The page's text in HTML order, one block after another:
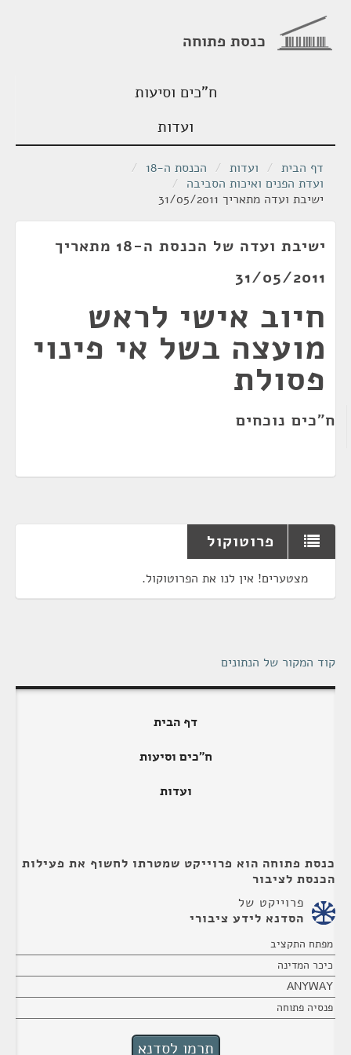
כנסת פתוחה
ח"כים וסיעות
ועדות
דף הבית / ועדות / הכנסת ה-18
/
ועדת הפנים ואיכות הסביבה /
ישיבת ועדה מתאריך 31/05/2011
ישיבת ועדה של הכנסת ה-18 מתאריך
31/05/2011
חיוב אישי לראש
מועצה בשל אי פינוי
פסולת
ח"כים נוכחים
פרוטוקול
מצטערים! אין לנו את הפרוטוקול.
קוד המקור של הנתונים
דף הבית
ח"כים וסיעות
ועדות
כנסת פתוחה הוא פרוייקט שמטרתו לחשוף את פעילות
הכנסת לציבור
פרוייקט של
הסדנא לידע ציבורי
מפתח התקציב
כיכר המדינה
ANYWAY
פנסיה פתוחה